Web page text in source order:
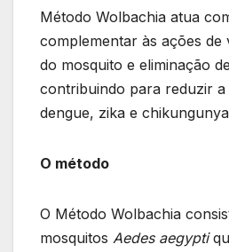
Método Wolbachia atua
complementar às ações de
do mosquito e eliminação
contribuindo para reduzir a
dengue, zika e
O método
O Método Wolbachia
mosquitos Aedes aegypti